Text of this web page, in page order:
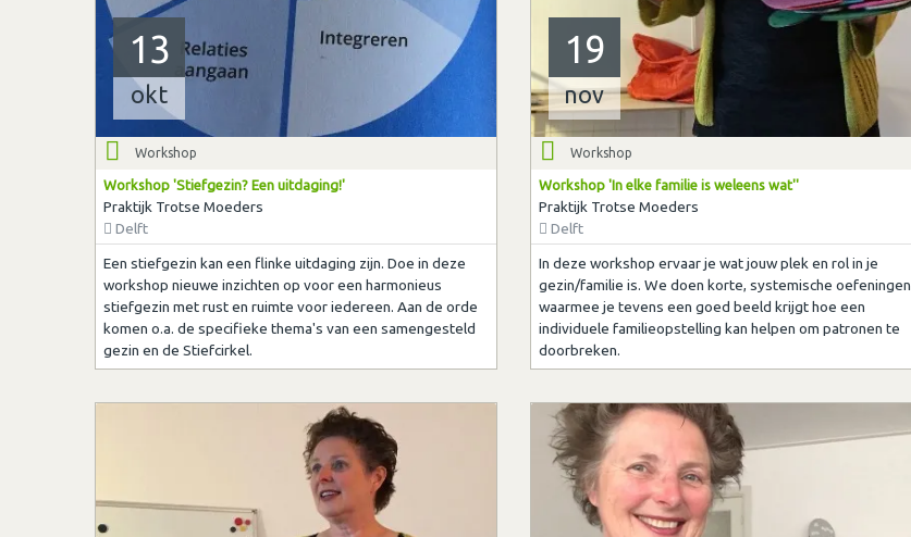
13
okt
Workshop
Workshop 'Stiefgezin? Een uitdaging!'
Praktijk Trotse Moeders
Delft
Een stiefgezin kan een flinke uitdaging zijn. Doe in deze
workshop nieuwe inzichten op voor een harmonieus
stiefgezin met rust en ruimte voor iedereen. Aan de orde
komen o.a. de specifieke thema's van een samengesteld
gezin en de Stiefcirkel.
19
nov
Workshop
Workshop 'In elke familie is weleens wat''
Praktijk Trotse Moeders
Delft
In deze workshop ervaar je wat jouw plek en rol in je
gezin/familie is. We doen korte, systemische oefeningen
waarmee je tevens een goed beeld krijgt hoe een
individuele familieopstelling kan helpen om patronen te
doorbreken.